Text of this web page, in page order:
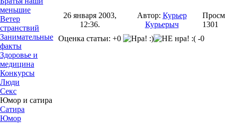
меньшие
Ветер
странствий
Занимательные
факты
Здоровье и
медицина
Конкурсы
Люди
Секс
Юмор и сатира
Сатира
Юмор
26 января 2003,
12:36.
Автор: Курьер
Курьерыч
1301
Оценка статьи: +0
-0